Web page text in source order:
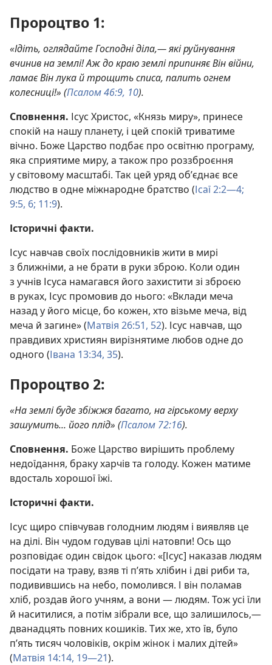
Пророцтво 1:
«Ідіть, оглядайте Господні діла,— які руйнування
вчинив на землі! Аж до краю землі припиняє Він війни,
ламає Він лука й трощить списа, палить огнем
колесниці!» (Псалом 46:9, 10).
Сповнення. Ісус Христос, «Князь миру», принесе
спокій на нашу планету, і цей спокій триватиме
вічно. Боже Царство подбає про освітню програму,
яка сприятиме миру, а також про роззброєння
у світовому масштабі. Так цей уряд об’єднає все
людство в одне міжнародне братство (Ісаї 2:2—4;
9:5, 6; 11:9).
Історичні факти.
Ісус навчав своїх послідовників жити в мирі
з ближніми, а не брати в руки зброю. Коли один
з учнів Ісуса намагався його захистити зі зброєю
в руках, Ісус промовив до нього: «Вклади меча
назад у його місце, бо кожен, хто візьме меча, від
меча й загине» (Матвія 26:51, 52). Ісус навчав, що
правдивих християн вирізнятиме любов одне до
одного (Івана 13:34, 35).
Пророцтво 2:
«На землі буде збіжжя багато, на гірському верху
зашумить... його плід» (Псалом 72:16).
Сповнення. Боже Царство вирішить проблему
недоїдання, браку харчів та голоду. Кожен матиме
вдосталь хорошої їжі.
Історичні факти.
Ісус щиро співчував голодним людям і виявляв це
на ділі. Він чудом годував цілі натовпи! Ось що
розповідає один свідок цього: «[Ісус] наказав людям
посідати на траву, взяв ті п’ять хлібин і дві риби та,
подивившись на небо, помолився. І він поламав
хліб, роздав його учням, а вони — людям. Тож усі їли
й наситилися, а потім зібрали все, що залишилось,—
дванадцять повних кошиків. Тих же, хто їв, було
п’ять тисяч чоловіків, окрім жінок і малих дітей»
(Матвія 14:14, 19—21).